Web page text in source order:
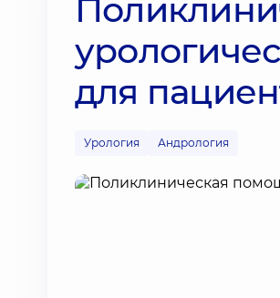
для
Урология Андрология